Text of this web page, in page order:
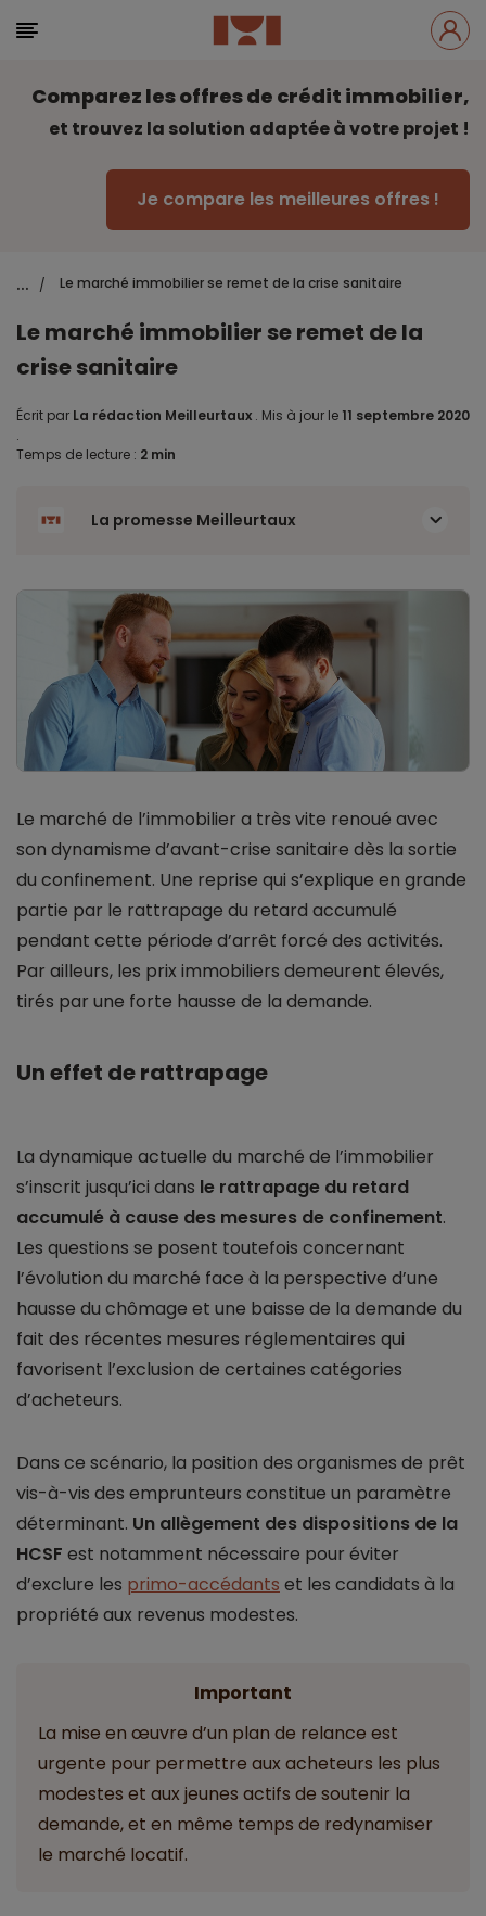
Comparez les offres de crédit immobilier,
et trouvez la solution adaptée à votre projet !
Je compare les meilleures offres !
... / Le marché immobilier se remet de la crise sanitaire
Le marché immobilier se remet de la
crise sanitaire
Écrit par La rédaction Meilleurtaux . Mis à jour le 11 septembre 2020
.
Temps de lecture : 2 min
La promesse Meilleurtaux
Le marché de l’immobilier a très vite renoué avec
son dynamisme d’avant-crise sanitaire dès la sortie
du confinement. Une reprise qui s’explique en grande
partie par le rattrapage du retard accumulé
pendant cette période d’arrêt forcé des activités.
Par ailleurs, les prix immobiliers demeurent élevés,
tirés par une forte hausse de la demande.
Un effet de rattrapage
La dynamique actuelle du marché de l’immobilier
s’inscrit jusqu’ici dans le rattrapage du retard
accumulé à cause des mesures de confinement.
Les questions se posent toutefois concernant
l’évolution du marché face à la perspective d’une
hausse du chômage et une baisse de la demande du
fait des récentes mesures réglementaires qui
favorisent l’exclusion de certaines catégories
d’acheteurs.
Dans ce scénario, la position des organismes de prêt
vis-à-vis des emprunteurs constitue un paramètre
déterminant. Un allègement des dispositions de la
HCSF est notamment nécessaire pour éviter
d’exclure les primo-accédants et les candidats à la
propriété aux revenus modestes.
Important
La mise en œuvre d’un plan de relance est
urgente pour permettre aux acheteurs les plus
modestes et aux jeunes actifs de soutenir la
demande, et en même temps de redynamiser
le marché locatif.